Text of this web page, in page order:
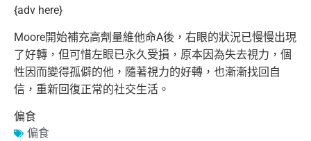
{adv here}
Moore開始補充高劑量維他命A後，右眼的狀況已慢慢出現
了好轉，但可惜左眼已永久受損，原本因為失去視力，個
性因而變得孤僻的他，隨著視力的好轉，也漸漸找回自
信，重新回復正常的社交生活 。
偏食
偏食